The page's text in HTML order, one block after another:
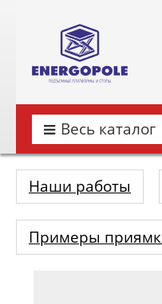
Весь каталог
Наши работы
Примеры